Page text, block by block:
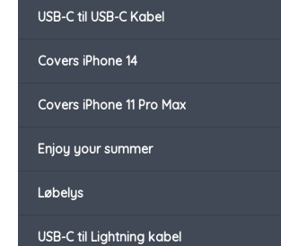
USB-C til USB-C Kabel
Covers iPhone 14
Covers iPhone 11 Pro Max
Enjoy your summer
Løbelys
USB-C til Lightning kabel